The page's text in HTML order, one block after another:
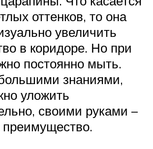
оттенков, то она
увеличить
в коридоре. Но при
постоянно мыть.
знаниями,
уложить
своими руками –
преимущество.